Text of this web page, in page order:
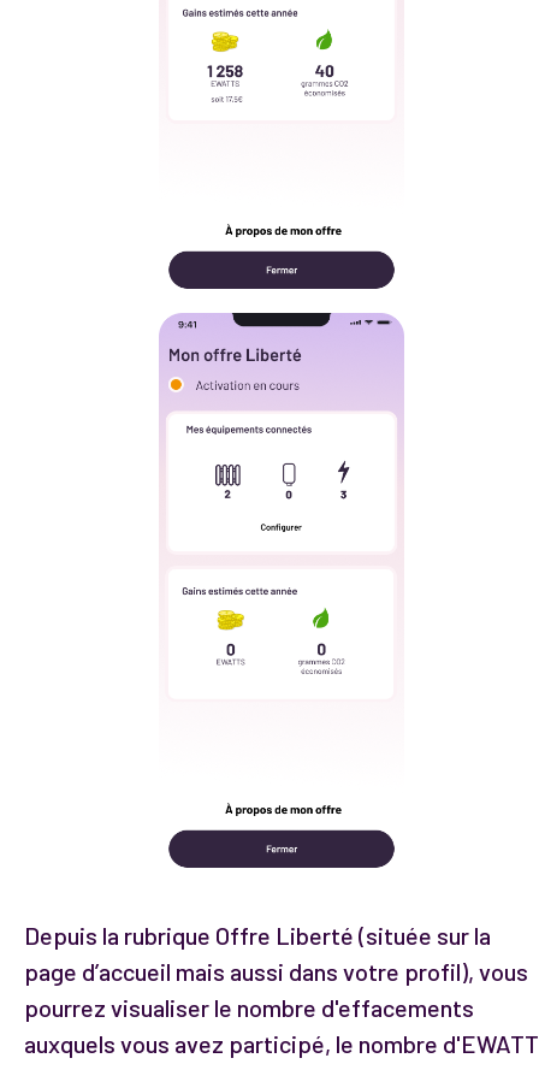
Depuis la rubrique Offre Liberté (située sur la
page d’accueil mais aussi dans votre profil), vous
pourrez visualiser le nombre d'effacements
auxquels vous avez participé, le nombre d'EWATT